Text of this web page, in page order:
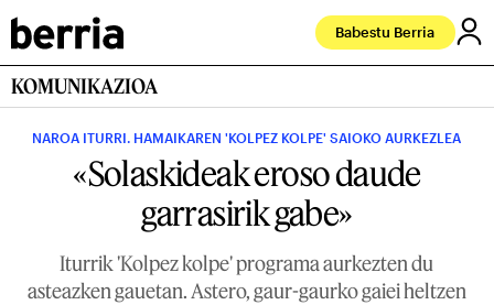
Babestu Berria
KOMUNIKAZIOA
NAROA ITURRI. HAMAIKAREN 'KOLPEZ KOLPE' SAIOKO AURKEZLEA
«Solaskideak eroso daude
garrasirik gabe»
Iturrik 'Kolpez kolpe' programa aurkezten du
asteazken gauetan. Astero, gaur-gaurko gaiei heltzen